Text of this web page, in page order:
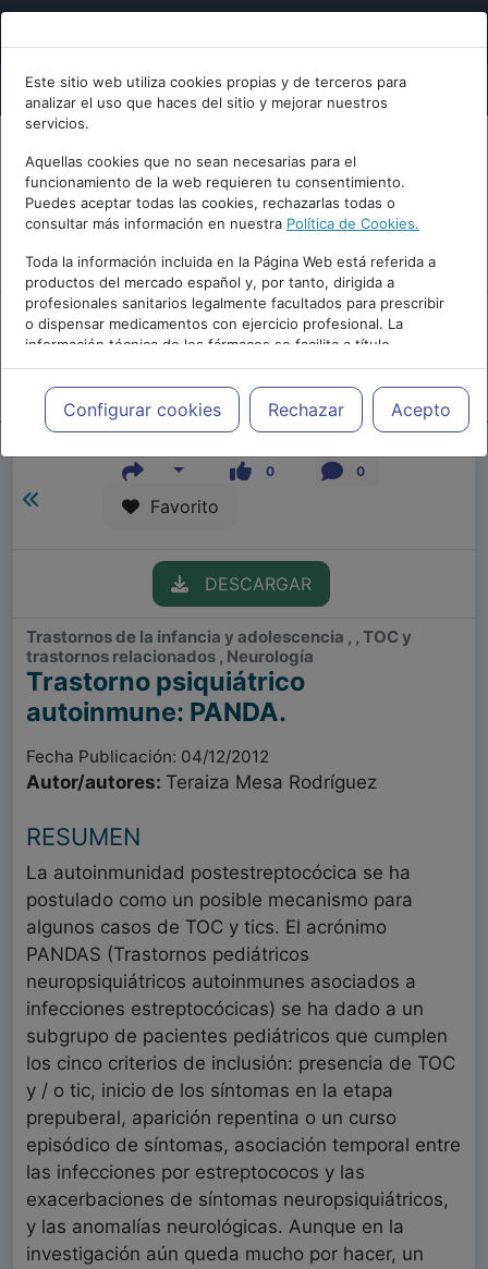
Este sitio web utiliza cookies propias y de terceros para
analizar el uso que haces del sitio y mejorar nuestros
servicios.
Aquellas cookies que no sean necesarias para el
funcionamiento de la web requieren tu consentimiento.
Puedes aceptar todas las cookies, rechazarlas todas o
consultar más información en nuestra Política de Cookies.
Toda la información incluida en la Página Web está referida a
productos del mercado español y, por tanto, dirigida a
profesionales sanitarios legalmente facultados para prescribir
o dispensar medicamentos con ejercicio profesional. La
información técnica de los fármacos se facilita a título
meramente informativo, siendo responsabilidad de los
profesionales facultados prescribir medicamentos y decidir, en
cada caso concreto, el tratamiento más adecuado a las
necesidades del paciente.
Configurar cookies Rechazar Acepto
Repositorio de Artículos || Edición |
0 0
Favorito
DESCARGAR
Trastornos de la infancia y adolescencia , , TOC y
trastornos relacionados , Neurología
Trastorno psiquiátrico
autoinmune: PANDA.
Fecha Publicación: 04/12/2012
Autor/autores: Teraiza Mesa Rodríguez
RESUMEN
La autoinmunidad postestreptocócica se ha
postulado como un posible mecanismo para
algunos casos de TOC y tics. El acrónimo
PANDAS (Trastornos pediátricos
neuropsiquiátricos autoinmunes asociados a
infecciones estreptocócicas) se ha dado a un
subgrupo de pacientes pediátricos que cumplen
los cinco criterios de inclusión: presencia de TOC
y / o tic, inicio de los síntomas en la etapa
prepuberal, aparición repentina o un curso
episódico de síntomas, asociación temporal entre
las infecciones por estreptococos y las
exacerbaciones de síntomas neuropsiquiátricos,
y las anomalías neurológicas. Aunque en la
investigación aún queda mucho por hacer, un